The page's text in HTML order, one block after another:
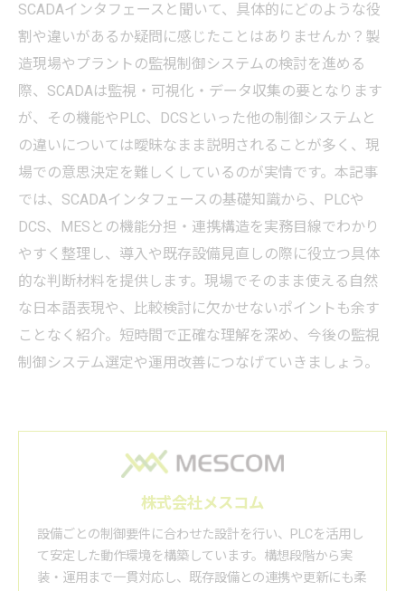
SCADAインタフェースと聞いて、具体的にどのような役
割や違いがあるか疑問に感じたことはありませんか？製
造現場やプラントの監視制御システムの検討を進める
際、SCADAは監視・可視化・データ収集の要となります
が、その機能やPLC、DCSといった他の制御システムと
の違いについては曖昧なまま説明されることが多く、現
場での意思決定を難しくしているのが実情です。本記事
では、SCADAインタフェースの基礎知識から、PLCや
DCS、MESとの機能分担・連携構造を実務目線でわかり
やすく整理し、導入や既存設備見直しの際に役立つ具体
的な判断材料を提供します。現場でそのまま使える自然
な日本語表現や、比較検討に欠かせないポイントも余す
ことなく紹介。短時間で正確な理解を深め、今後の監視
制御システム選定や運用改善につなげていきましょう。
株式会社メスコム
設備ごとの制御要件に合わせた設計を行い、PLCを活用し
て安定した動作環境を構築しています。構想段階から実
装・運用まで一貫対応し、既存設備との連携や更新にも柔